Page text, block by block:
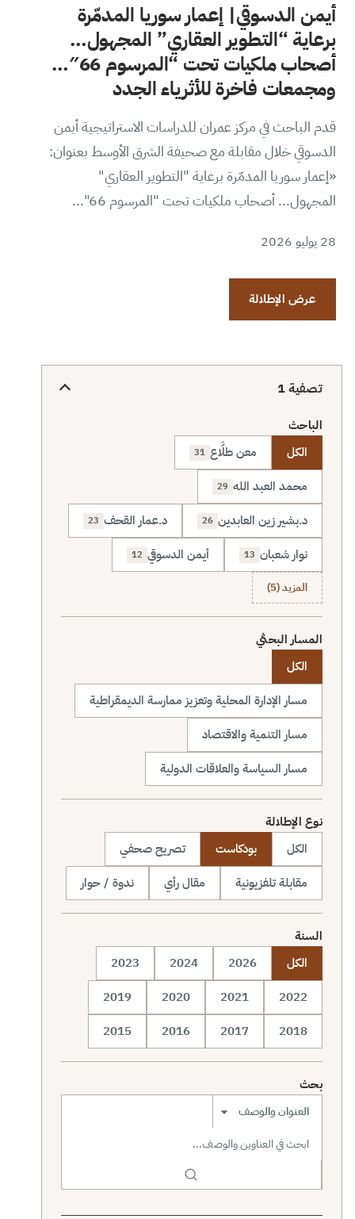
أيمن الدسوقي| إعمار سوريا المدمّرة
برعاية “التطوير العقاري” المجهول…
أصحاب ملكيات تحت “المرسوم 66″…
ومجمعات فاخرة للأثرياء الجدد
قدم الباحث في مركز عمران للدراسات الاستراتيجية أيمن
الدسوقي خلال مقابلة مع صحيفة الشرق الأوسط بعنوان:
«إعمار سوريا المدمّرة برعاية "التطوير العقاري"
المجهول... أصحاب ملكيات تحت "المرسوم 66"...
28 يوليو 2026
عرض الإطلالة
تصفية1
الباحث
الكل
معن طلَّاع 31
محمد العبد الله 29
د.بشير زين العابدين 26 د.عمار القحف 23
نوار شعبان 13 أيمن الدسوقي 12
المزيد (5)
المسار البحثي
الكل
مسار الإدارة المحلية وتعزيز ممارسة الديمقراطية
مسار التنمية والاقتصاد
مسار السياسة والعلاقات الدولية
نوع الإطلالة
الكل
بودكاست
تصريح صحفي
مقابلة تلفزيونية
مقال رأي ندوة / حوار
السنة
الكل
2026
2024
2023
2022
2021
2020
2019
2018
2017
2016
2015
بحث
نطاق البحث